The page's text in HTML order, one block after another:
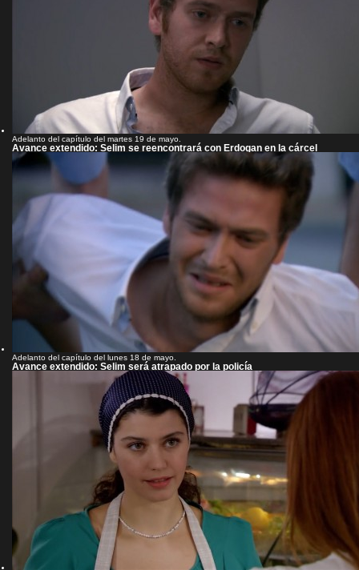
Adelanto del capítulo del martes 19 de mayo.
Avance extendido: Selim se reencontrará con Erdogan en la cárcel
Adelanto del capítulo del lunes 18 de mayo.
Avance extendido: Selim será atrapado por la policía